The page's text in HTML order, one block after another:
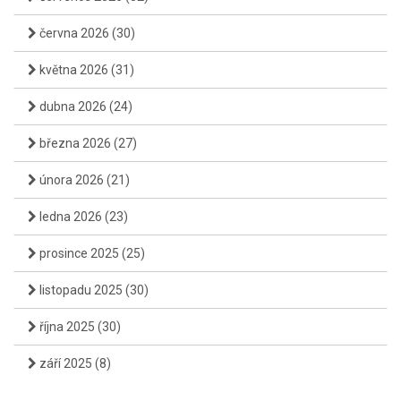
června 2026 (30)
května 2026 (31)
dubna 2026 (24)
března 2026 (27)
února 2026 (21)
ledna 2026 (23)
prosince 2025 (25)
listopadu 2025 (30)
října 2025 (30)
září 2025 (8)